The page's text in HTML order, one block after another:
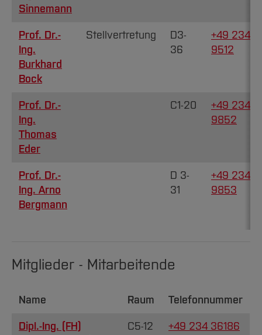
Forschung und Projekte
Service
Studiengänge
Aktuelles
Studium
Forschung und Entwicklung
Team
Service
Amtliche Bekanntmachungen
Familiengerechte Hochschule
Gleichstellung
Diskriminierungsfreie Hochschule
Vertretungen
Wahlen
Hochschulbibliothek
Hochschulkommunikation
Medienzentrum
Zentrale Studienberatung
Sinnemann
Prof. Dr.-
Ing.
Burkhard
Bock
Stellvertretung
D3-
36
+49 234
9512
Prof. Dr.-
Ing.
Thomas
Eder
C1-20
+49 234
9852
Prof. Dr.-
Ing. Arno
Bergmann
D 3-
31
+49 234
9853
Mitglieder - Mitarbeitende
Name Raum Telefonnummer
Dipl.-Ing. (FH)
C5-12
+49 234 36186